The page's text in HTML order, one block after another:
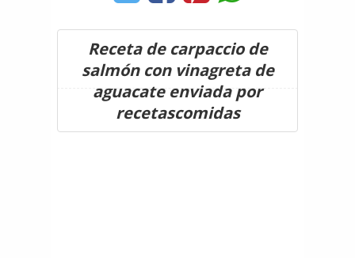
Receta de carpaccio de
salmón con vinagreta de
aguacate enviada por
recetascomidas